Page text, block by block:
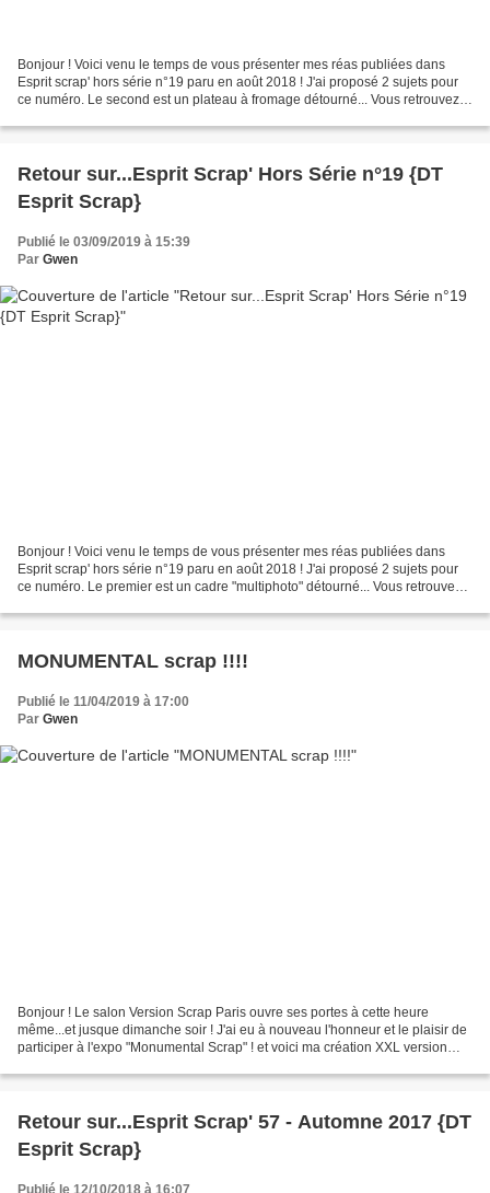
Bonjour ! Voici venu le temps de vous présenter mes réas publiées dans
Esprit scrap' hors série n°19 paru en août 2018 ! J'ai proposé 2 sujets pour
ce numéro. Le second est un plateau à fromage détourné... Vous retrouvez
Retour sur...Esprit Scrap' Hors Série n°19 {DT
Esprit Scrap}
Publié le 03/09/2019 à 15:39
Par Gwen
Bonjour ! Voici venu le temps de vous présenter mes réas publiées dans
Esprit scrap' hors série n°19 paru en août 2018 ! J'ai proposé 2 sujets pour
ce numéro. Le premier est un cadre "multiphoto" détourné... Vous retrouvez
MONUMENTAL scrap !!!!
Publié le 11/04/2019 à 17:00
Par Gwen
Bonjour ! Le salon Version Scrap Paris ouvre ses portes à cette heure
même...et jusque dimanche soir ! J'ai eu à nouveau l'honneur et le plaisir de
participer à l'expo "Monumental Scrap" ! et voici ma création XXL version
Retour sur...Esprit Scrap' 57 - Automne 2017 {DT
Esprit Scrap}
Publié le 12/10/2018 à 16:07